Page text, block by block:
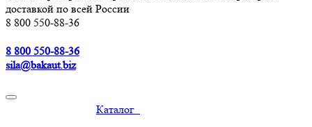
доставкой по всей России
8 800 550-88-36
8 800 550-88-36
sila@bakaut.biz
Каталог